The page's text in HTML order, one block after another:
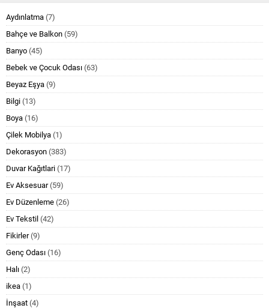
Aydınlatma (7)
Bahçe ve Balkon (59)
Banyo (45)
Bebek ve Çocuk Odası (63)
Beyaz Eşya (9)
Bilgi (13)
Boya (16)
Çilek Mobilya (1)
Dekorasyon (383)
Duvar Kağıtlari (17)
Ev Aksesuar(59)
Ev Düzenleme (26)
Ev Tekstil (42)
Fikirler(9)
Genç Odası (16)
Halı (2)
ikea (1)
İnşaat (4)